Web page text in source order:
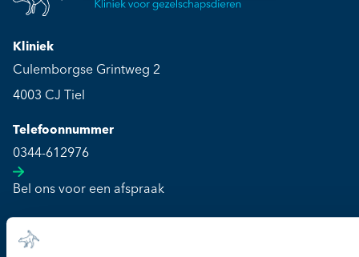
Kliniek
Culemborgse Grintweg 2
4003 CJ Tiel
Telefoonnummer
0344-612976
Bel ons voor een afspraak
Maandag t/m vrijdag: 08:00 - 19:30